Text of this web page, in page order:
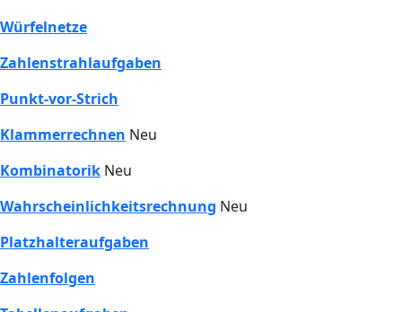
Würfelnetze
Zahlenstrahlaufgaben
Punkt-vor-Strich
Klammerrechnen Neu
Kombinatorik Neu
Wahrscheinlichkeitsrechnung Neu
Platzhalteraufgaben
Zahlenfolgen